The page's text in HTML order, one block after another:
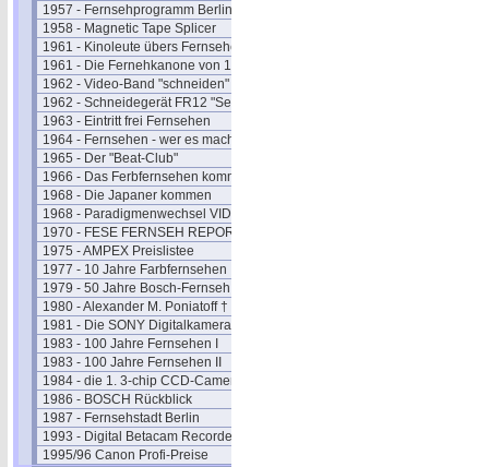
1957 - Fernsehprogramm Berlin
1958 - Magnetic Tape Splicer
1961 - Kinoleute übers Fernsehen
1961 - Die Fernehkanone von 1936
1962 - Video-Band "schneiden"
1962 - Schneidegerät FR12 "Senior"
1963 - Eintritt frei Fernsehen
1964 - Fernsehen - wer es macht
1965 - Der "Beat-Club"
1966 - Das Ferbfernsehen kommt
1968 - Die Japaner kommen
1968 - Paradigmenwechsel VIDEO
1970 - FESE FERNSEH REPORT
1975 - AMPEX Preislistee
1977 - 10 Jahre Farbfernsehen
1979 - 50 Jahre Bosch-Fernseh
1980 - Alexander M. Poniatoff †
1981 - Die SONY Digitalkamera
1983 - 100 Jahre Fernsehen I
1983 - 100 Jahre Fernsehen II
1984 - die 1. 3-chip CCD-Camera
1986 - BOSCH Rückblick
1987 - Fernsehstadt Berlin
1993 - Digital Betacam Recorder
1995/96 Canon Profi-Preise